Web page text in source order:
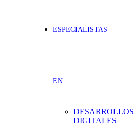
ESPECIALISTAS
EN …
DESARROLLOS
DIGITALES